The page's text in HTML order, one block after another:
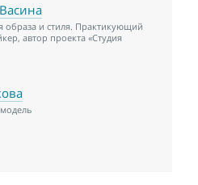
образа и стиля. Практикующий
автор проекта «Студия